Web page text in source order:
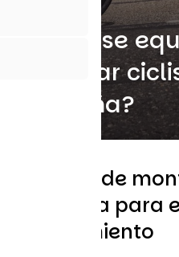
¿Cómo se
practicar
montaña?
Bicicleta de
completa para
equipamiento